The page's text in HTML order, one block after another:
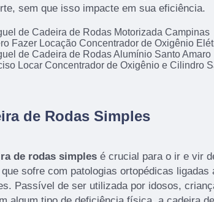
sem que isso impacte em sua eficiência.
de Cadeira de Rodas Motorizada Campinas
Fazer Locação Concentrador de Oxigênio
de Cadeira de Rodas Alumínio Santo Amaro
Locar Concentrador de Oxigênio e Cilindro
de Rodas Simples
de rodas simples é crucial para o ir e vir
sofre com patologias ortopédicas ligadas
Passível de ser utilizada por idosos,